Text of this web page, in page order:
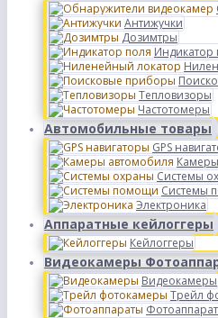
Антижучки
Дозимтры
Индикатор
Тепловизоры
Частотомеры
Автомобильные товары
GPS
Системы
Системы
Электроника
Аппаратные кейлоггеры
Кейлоггеры
Видеокамеры
Видеокамеры
Трейл